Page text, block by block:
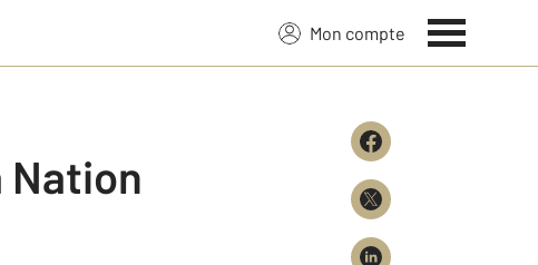
Mon compte
Nation